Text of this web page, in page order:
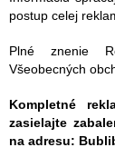
postup celej
Plné znenie
Všeobecných
Kompletné
zasielajte
na adresu: